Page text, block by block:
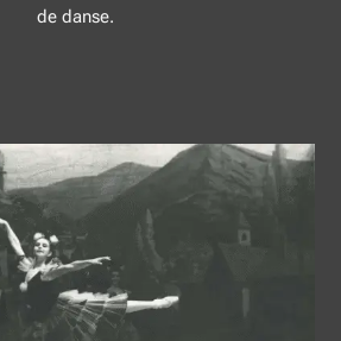
de danse.